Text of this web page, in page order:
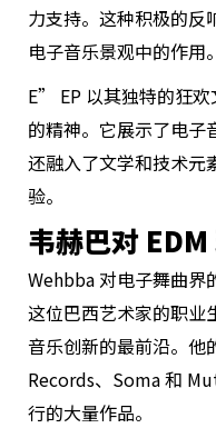
力支持。这种积极的反
电子音乐景观中的作用。
E” EP 以其独特的狂
的精神。它展示了电子
还融入了文学和技术元
验。
韦赫巴对
Wehbba 对电子舞曲界
这位巴西艺术家的职业
音乐创新的最前沿。他
Records、Soma 和
行的大量作品。